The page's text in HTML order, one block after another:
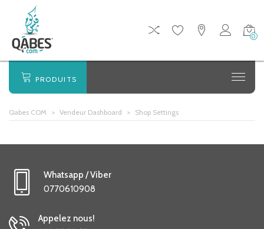
0
PRODUITS
Qabes COM > Vendeur Dashboard > Shop Settings
Whatsapp / Viber
0770610908
Appelez nous!